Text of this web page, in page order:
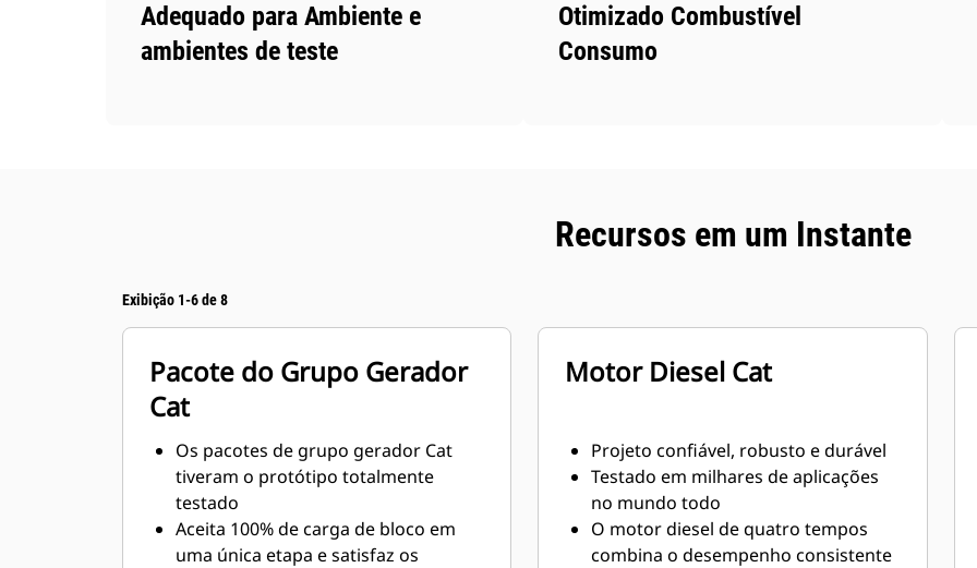
Adequado para Ambiente e
ambientes de teste
Otimizado Combustível
Consumo
Recursos em um Instante
Exibição 1-6 de 8
Pacote do Grupo Gerador
Cat
Os pacotes de grupo gerador Cat
tiveram o protótipo totalmente
testado
Aceita 100% de carga de bloco em
uma única etapa e satisfaz os
Motor Diesel Cat
Projeto confiável, robusto e durável
Testado em milhares de aplicações
no mundo todo
O motor diesel de quatro tempos
combina o desempenho consistente